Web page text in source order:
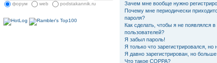
форум web podstakannik.ru
Зачем мне вообще нужно
Почему мне периодически
пароля?
Как сделать, чтобы я не появлялся
пользователей?
Я забыл пароль!
Я только что зарегистрировался, но
Я давно зарегистрирован, но
Что такое COPPA?